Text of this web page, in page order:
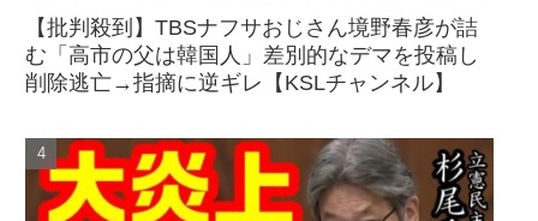
【批判殺到】TBSナフサおじさん境野春彦が詰
む「高市の父は韓国人」差別的なデマを投稿し
削除逃亡→指摘に逆ギレ【KSLチャンネル】